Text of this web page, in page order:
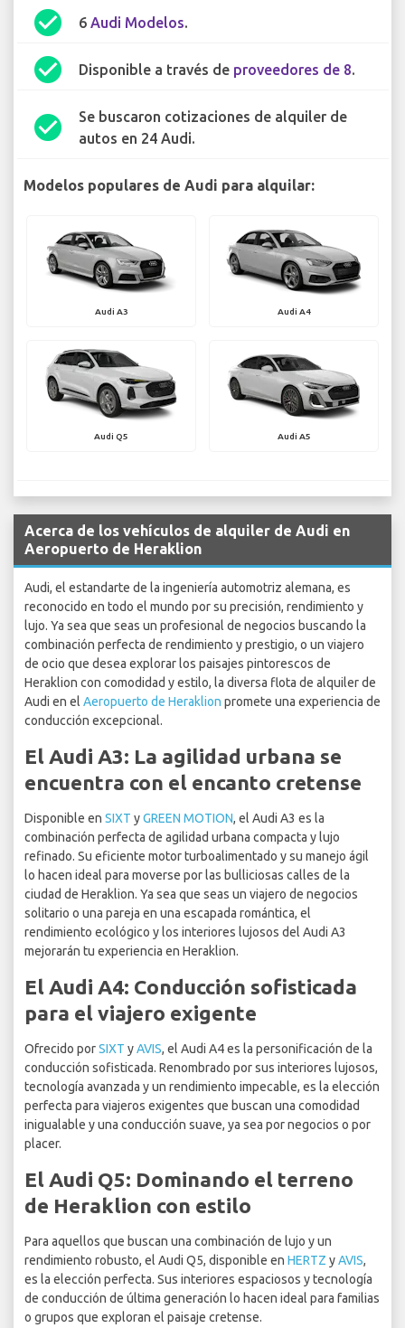
check_circle 6 Audi Modelos.
check_circle Disponible a través de proveedores de 8.
check_circle
Se buscaron cotizaciones de alquiler de
autos en 24 Audi.
Modelos populares de Audi para alquilar:
Audi A3 Audi A4
Audi Q5 Audi A5
Acerca de los vehículos de alquiler de Audi en
Aeropuerto de Heraklion
Audi, el estandarte de la ingeniería automotriz alemana, es
reconocido en todo el mundo por su precisión, rendimiento y
lujo. Ya sea que seas un profesional de negocios buscando la
combinación perfecta de rendimiento y prestigio, o un viajero
de ocio que desea explorar los paisajes pintorescos de
Heraklion con comodidad y estilo, la diversa flota de alquiler de
Audi en el Aeropuerto de Heraklion promete una experiencia de
conducción excepcional.
El Audi A3: La agilidad urbana se
encuentra con el encanto cretense
Disponible en SIXT yGREEN MOTION, el Audi A3 es la
combinación perfecta de agilidad urbana compacta y lujo
refinado. Su eficiente motor turboalimentado y su manejo ágil
lo hacen ideal para moverse por las bulliciosas calles de la
ciudad de Heraklion. Ya sea que seas un viajero de negocios
solitario o una pareja en una escapada romántica, el
rendimiento ecológico y los interiores lujosos del Audi A3
mejorarán tu experiencia en Heraklion.
El Audi A4: Conducción sofisticada
para el viajero exigente
Ofrecido porSIXT yAVIS, el Audi A4 es la personificación de la
conducción sofisticada. Renombrado por sus interiores lujosos,
tecnología avanzada y un rendimiento impecable, es la elección
perfecta para viajeros exigentes que buscan una comodidad
inigualable y una conducción suave, ya sea por negocios o por
placer.
El Audi Q5: Dominando el terreno
de Heraklion con estilo
Para aquellos que buscan una combinación de lujo y un
rendimiento robusto, el Audi Q5, disponible en HERTZ yAVIS,
es la elección perfecta. Sus interiores espaciosos y tecnología
de conducción de última generación lo hacen ideal para familias
o grupos que exploran el paisaje cretense.